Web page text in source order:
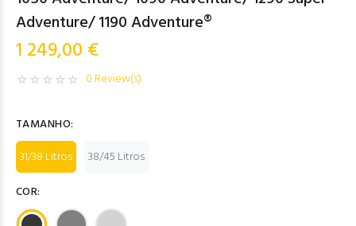
Adventure/ 1190 Adventure®
1 249,00 €
0 Review(s)
TAMANHO:
31/38 Litros
38/45 Litros
COR: